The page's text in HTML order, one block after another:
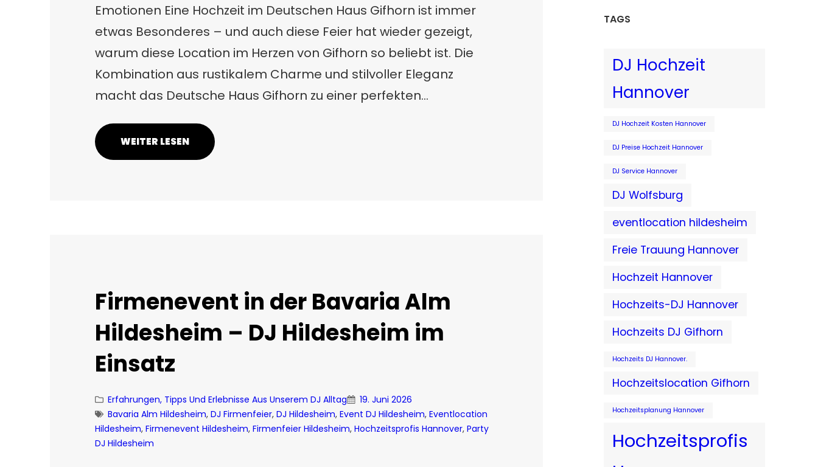
Emotionen Eine Hochzeit im Deutschen Haus Gifhorn ist immer
etwas Besonderes – und auch diese Feier hat wieder gezeigt,
warum diese Location im Herzen von Gifhorn so beliebt ist. Die
Kombination aus rustikalem Charme und stilvoller Eleganz
macht das Deutsche Haus Gifhorn zu einer perfekten…
WEITER LESEN
Firmenevent in der Bavaria Alm
Hildesheim – DJ Hildesheim im
Einsatz
Erfahrungen, Tipps Und Erlebnisse Aus Unserem DJ Alltag
19. Juni 2026
Bavaria Alm Hildesheim, DJ Firmenfeier, DJ Hildesheim, Event DJ Hildesheim, Eventlocation
Hildesheim, Firmenevent Hildesheim, Firmenfeier Hildesheim, Hochzeitsprofis Hannover, Party
DJ Hildesheim
TAGS
DJ Hochzeit
Hannover
DJ Hochzeit Kosten Hannover
DJ Preise Hochzeit Hannover
DJ Service Hannover
DJ Wolfsburg
eventlocation hildesheim
Freie Trauung Hannover
Hochzeit Hannover
Hochzeits-DJ Hannover
Hochzeits DJ Gifhorn
Hochzeits DJ Hannover.
Hochzeitslocation Gifhorn
Hochzeitsplanung Hannover
Hochzeitsprofis